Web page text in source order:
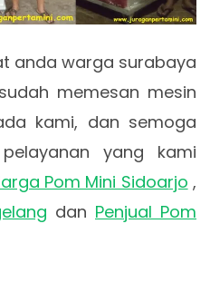
anda warga surabaya
memesan mesin
kami, dan semoga
yang kami
Pom Mini Sidoarjo ,
dan Penjual Pom